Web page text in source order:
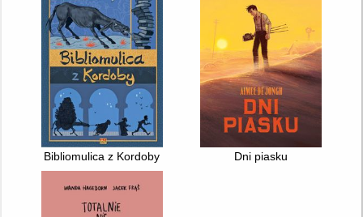
Bibliomulica z Kordoby Dni piasku